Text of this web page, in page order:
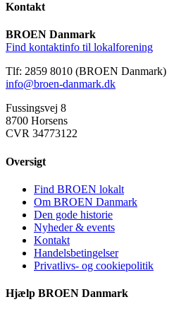
Kontakt
BROEN Danmark
Find kontaktinfo til lokalforening
Tlf: 2859 8010 (BROEN Danmark)
info@broen-danmark.dk
Fussingsvej 8
8700 Horsens
CVR 34773122
Oversigt
Find BROEN lokalt
Om BROEN Danmark
Den gode historie
Nyheder & events
Kontakt
Handelsbetingelser
Privatlivs- og cookiepolitik
Hjælp BROEN Danmark